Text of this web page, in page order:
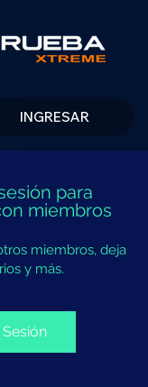
INGRESAR
para
miembros
miembros, deja
y más.